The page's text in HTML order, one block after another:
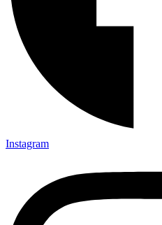
Instagram